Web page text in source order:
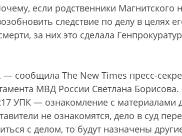
если родственники Магнитского
следствие по делу в целях
за них это сделала
— сообщила The New Times пресс-
МВД России Светлана
УПК — ознакомление с материалами
не ознакомятся, дело в суд
с делом, то будут назначены